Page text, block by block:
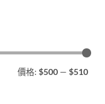
價格: $500 — $510